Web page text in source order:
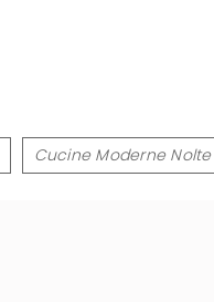
Cucine Moderne